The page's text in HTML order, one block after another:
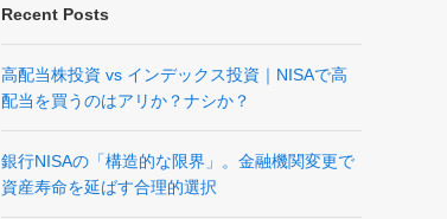
Recent Posts
高配当株投資 vs インデックス投資｜NISAで高
配当を買うのはアリか？ナシか？
銀行NISAの「構造的な限界」。金融機関変更で
資産寿命を延ばす合理的選択